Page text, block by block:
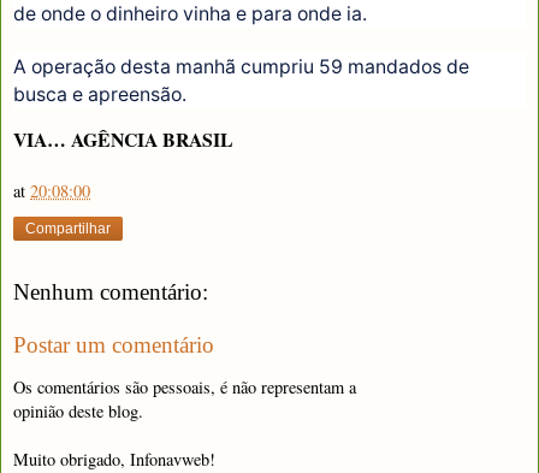
de onde o dinheiro vinha e para onde ia.
A operação desta manhã cumpriu 59 mandados de
busca e apreensão.
VIA… AGÊNCIA BRASIL
at 20:08:00
Compartilhar
Nenhum comentário:
Postar um comentário
Os comentários são pessoais, é não representam a
opinião deste blog.
Muito obrigado, Infonavweb!